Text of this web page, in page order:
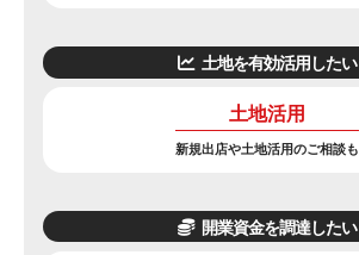
土地を有効活用したい
土地活用
新規出店や土地活用のご相談も
開業資金を調達したい